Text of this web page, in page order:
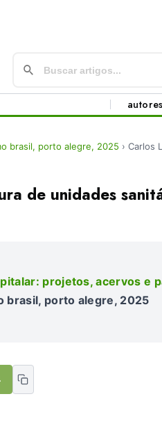
autores
brasil, porto alegre, 2025 › Carlos
de unidades
projetos, acervos e
brasil, porto alegre, 2025